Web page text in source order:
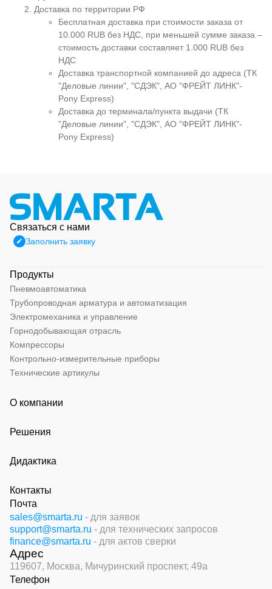
Доставка по территории РФ
Бесплатная доставка при стоимости заказа от
10.000 RUB без НДС, при меньшей сумме заказа –
стоимость доставки составляет 1.000 RUB без
НДС
Доставка транспортной компанией до адреса (ТК
"Деловые линии", "СДЭК", АО "ФРЕЙТ ЛИНК"-
Pony Express)
Доставка до терминала/пункта выдачи (ТК
"Деловые линии", "СДЭК", АО "ФРЕЙТ ЛИНК"-
Pony Express)
Связаться с нами
Заполнить заявку
Продукты
Пневмоавтоматика
Трубопроводная арматура и автоматизация
Электромеханика и управление
Горнодобывающая отрасль
Компрессоры
Контрольно-измерительные приборы
Технические артикулы
О компании
Решения
Дидактика
Контакты
Почта
sales@smarta.ru - для заявок
support@smarta.ru - для технических запросов
finance@smarta.ru - для актов сверки
Адрес
119607, Москва, Мичуринский проспект, 49а
Телефон